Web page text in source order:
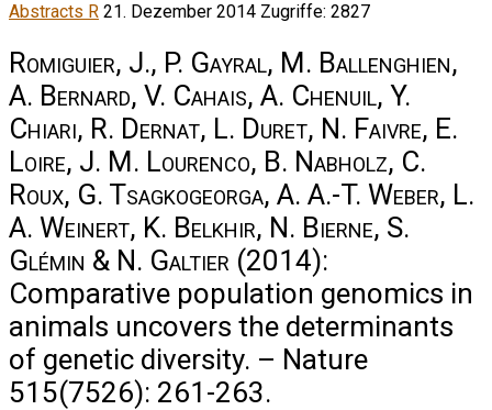
Abstracts R 21. Dezember 2014 Zugriffe: 2827
Romiguier, J., P. Gayral, M. Ballenghien,
A. Bernard, V. Cahais, A. Chenuil, Y.
Chiari, R. Dernat, L. Duret, N. Faivre, E.
Loire, J. M. Lourenco, B. Nabholz, C.
Roux, G. Tsagkogeorga, A. A.-T. Weber, L.
A. Weinert, K. Belkhir, N. Bierne, S.
Glémin & N. Galtier (2014):
Comparative population genomics in
animals uncovers the determinants
of genetic diversity. – Nature
515(7526): 261-263.